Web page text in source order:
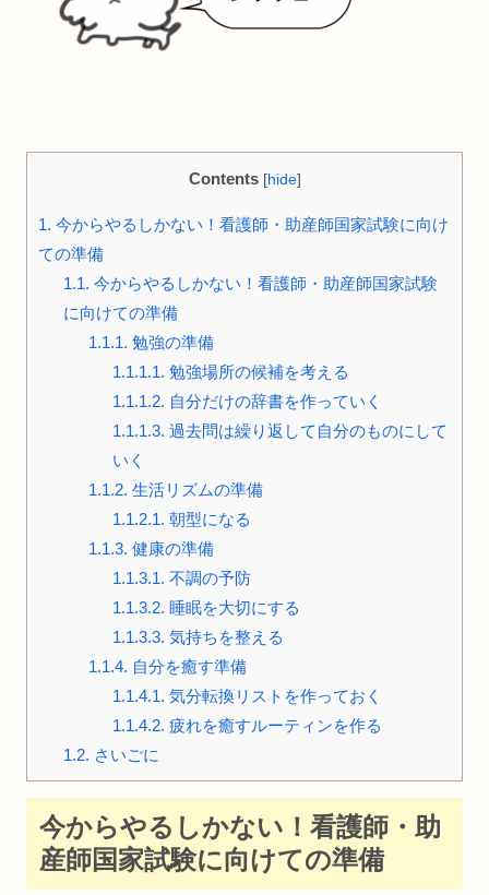
Contents [hide]
1. 今からやるしかない！看護師・助産師国家試験に向け
ての準備
1.1. 今からやるしかない！看護師・助産師国家試験
に向けての準備
1.1.1. 勉強の準備
1.1.1.1. 勉強場所の候補を考える
1.1.1.2. 自分だけの辞書を作っていく
1.1.1.3. 過去問は繰り返して自分のものにして
いく
1.1.2. 生活リズムの準備
1.1.2.1. 朝型になる
1.1.3. 健康の準備
1.1.3.1. 不調の予防
1.1.3.2. 睡眠を大切にする
1.1.3.3. 気持ちを整える
1.1.4. 自分を癒す準備
1.1.4.1. 気分転換リストを作っておく
1.1.4.2. 疲れを癒すルーティンを作る
1.2. さいごに
今からやるしかない！看護師・助
産師国家試験に向けての準備